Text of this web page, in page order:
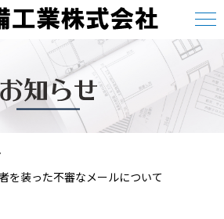
を装った不審なメールについて